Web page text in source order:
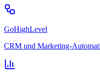
GoHighLevel
CRM und Marketing-